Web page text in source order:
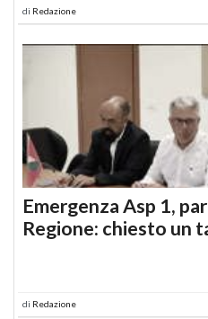
di Redazione
Emergenza Asp 1,
Regione: chiesto un
di Redazione